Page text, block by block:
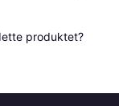
produktet?